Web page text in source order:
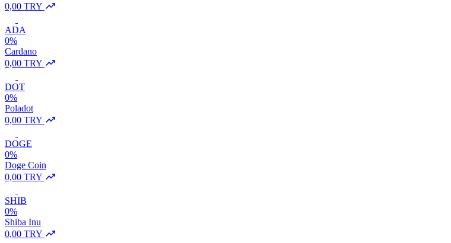
0,00 TRY
ADA
0%
Cardano
0,00 TRY
DOT
0%
Poladot
0,00 TRY
DOGE
0%
Doge Coin
0,00 TRY
SHIB
0%
Shiba Inu
0,00 TRY